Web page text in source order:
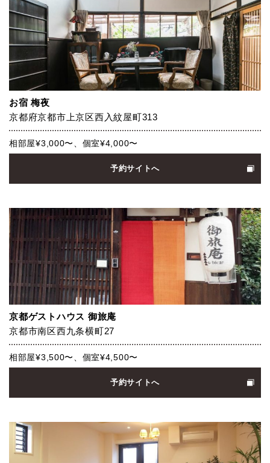
お宿 梅夜
京都府京都市上京区西入紋屋町313
相部屋¥3,000〜、個室¥4,000〜
予約サイトへ
京都ゲストハウス 御旅庵
京都市南区西九条横町27
相部屋¥3,500〜、個室¥4,500〜
予約サイトへ